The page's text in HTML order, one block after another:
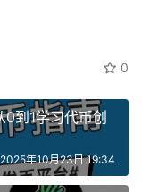
0
到1学习代币创
2025年10月23日 19:34